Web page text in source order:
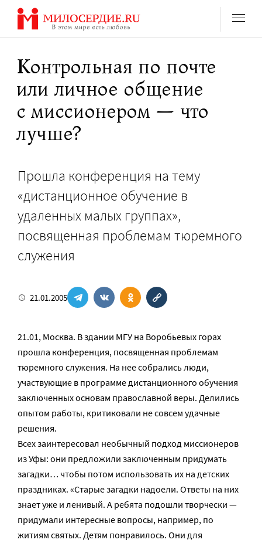
Перейти
содержанию
Контрольная по почте
или личное общение
с миссионером — что
лучше?
Прошла конференция на тему
«дистанционное обучение в
удаленных малых группах»,
посвященная проблемам тюремного
служения
21.01.2005
21.01, Москва. В здании МГУ на Воробьевых горах
прошла конференция, посвященная проблемам
тюремного служения. На нее собрались люди,
участвующие в программе дистанционного обучения
заключенных основам православной веры. Делились
опытом работы, критиковали не совсем удачные
решения.
Всех заинтересовал необычный подход миссионеров
из Уфы: они предложили заключенным придумать
загадки… чтобы потом использовать их на детских
праздниках. «Старые загадки надоели. Ответы на них
знает уже и ленивый. А ребята подошли творчески —
придумали интересные вопросы, например, по
житиям святых. Детям понравилось. Они для